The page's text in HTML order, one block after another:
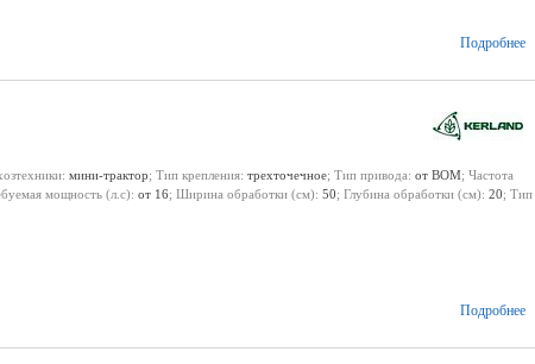
Подробнее
мини-трактор; Тип крепления: трехточечное; Тип привода: от ВОМ; Частота
мощность (л.с): от 16; Ширина обработки (см): 50; Глубина обработки (см): 20; Тип
Подробнее